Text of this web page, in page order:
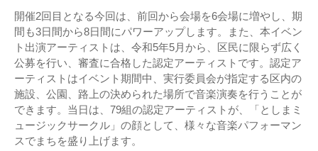
開催2回目となる今回は、前回から会場を6会場に増やし、期
間も3日間から8日間にパワーアップします。また、本イベン
ト出演アーティストは、令和5年5月から、区民に限らず広く
公募を行い、審査に合格した認定アーティストです。認定ア
ーティストはイベント期間中、実行委員会が指定する区内の
施設、公園、路上の決められた場所で音楽演奏を行うことが
できます。当日は、79組の認定アーティストが、「としまミ
ュージックサークル」の顔として、様々な音楽パフォーマン
スでまちを盛り上げます。